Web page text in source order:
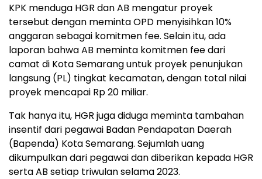
KPK menduga HGR dan AB mengatur proyek
tersebut dengan meminta OPD menyisihkan 10%
anggaran sebagai komitmen fee. Selain itu, ada
laporan bahwa AB meminta komitmen fee dari
camat di Kota Semarang untuk proyek penunjukan
langsung (PL) tingkat kecamatan, dengan total nilai
proyek mencapai Rp 20 miliar.
Tak hanya itu, HGR juga diduga meminta tambahan
insentif dari pegawai Badan Pendapatan Daerah
(Bapenda) Kota Semarang. Sejumlah uang
dikumpulkan dari pegawai dan diberikan kepada HGR
serta AB setiap triwulan selama 2023.